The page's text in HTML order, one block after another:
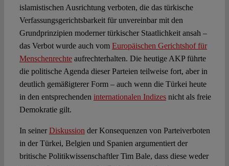
islamistischen Ausrichtung verboten, die das türkische
Verfassungsgerichtsbarkeit für unvereinbar mit den
Grundprinzipien moderner türkischer Staatlichkeit ansah –
das Verbot wurde auch vom Europäischen Gerichtshof für
Menschenrechteaufrechterhalten. Die heutige AKP führte
die politische Agenda dieser Parteien teilweise fort, aber in
deutlich gemäßigterer Form – auch wenn die Türkei heute
in den entsprechenden internationalen Indizesnicht als freie
Demokratie gilt.
In seinerDiskussion der Konsequenzen von Parteiverboten
in der Türkei, Belgien und Spanien argumentiert der
britische Politikwissenschaftler Tim Bale, dass diese weder